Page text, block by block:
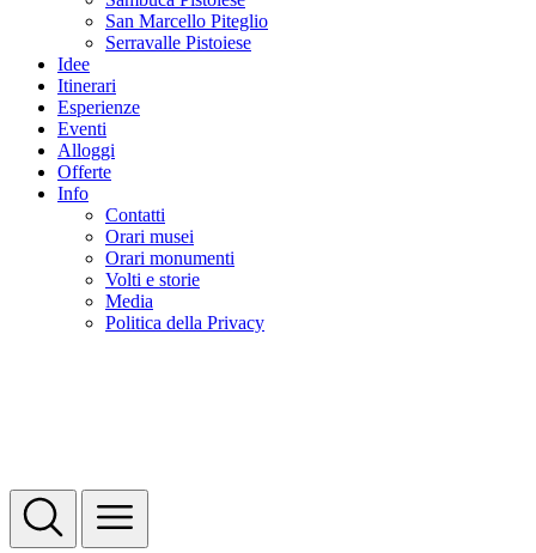
San Marcello Piteglio
Serravalle Pistoiese
Idee
Itinerari
Esperienze
Eventi
Alloggi
Offerte
Info
Contatti
Orari musei
Orari monumenti
Volti e storie
Media
Politica della Privacy